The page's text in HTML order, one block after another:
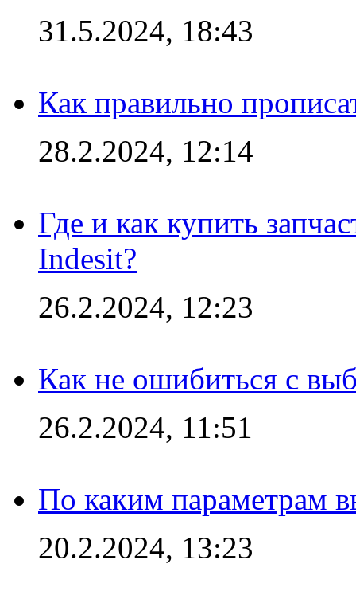
31.5.2024, 18:43
Как правильно
28.2.2024, 12:14
Где и как купить
Indesit?
26.2.2024, 12:23
Как не ошибиться с
26.2.2024, 11:51
По каким параметрам
20.2.2024, 13:23